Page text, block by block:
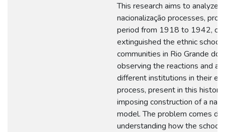
This research aims to analyze
nacionalização processes,
period from 1918 to 1942,
extinguished the ethnic
communities in Rio Grande do
observing the reactions and
different institutions in their
process, present in this
imposing construction of a
model. The problem comes
understanding how the school